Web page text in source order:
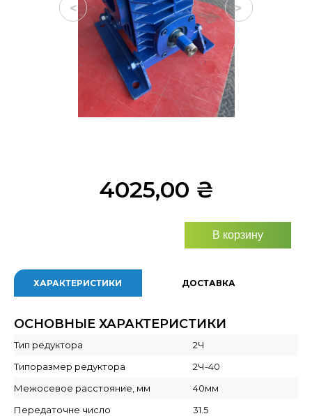
< >
4025,00 ₴
В корзину
ХАРАКТЕРИСТИКИ ДОСТАВКА
ОСНОВНЫЕ ХАРАКТЕРИСТИКИ
Тип редуктора
2Ч
Типоразмер редуктора
2Ч-40
Межосевое расстояние, мм
40мм
Передаточне число
31.5